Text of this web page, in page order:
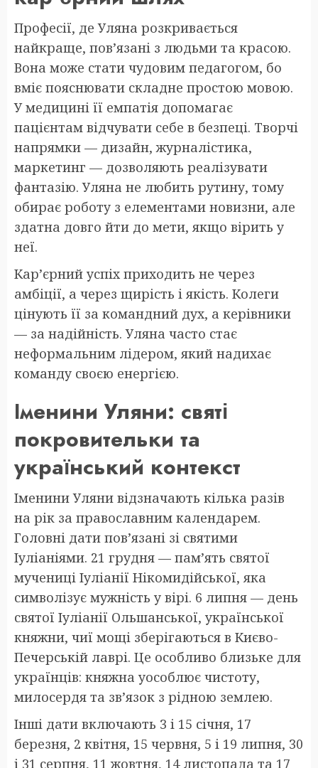
Професії, де Уляна розкривається
найкраще, пов’язані з людьми та красою.
Вона може стати чудовим педагогом, бо
вміє пояснювати складне простою мовою.
У медицині її емпатія допомагає
пацієнтам відчувати себе в безпеці. Творчі
напрямки — дизайн, журналістика,
маркетинг — дозволяють реалізувати
фантазію. Уляна не любить рутину, тому
обирає роботу з елементами новизни, але
здатна довго йти до мети, якщо вірить у
неї.
Кар’єрний успіх приходить не через
амбіції, а через щирість і якість. Колеги
цінують її за командний дух, а керівники
— за надійність. Уляна часто стає
неформальним лідером, який надихає
команду своєю енергією.
Іменини Уляни: святі
покровительки та
український контекст
Іменини Уляни відзначають кілька разів
на рік за православним календарем.
Головні дати пов’язані зі святими
Іуліаніями. 21 грудня — пам’ять святої
мучениці Іуліанії Нікомидійської, яка
символізує мужність у вірі. 6 липня — день
святої Іуліанії Ольшанської, української
княжни, чиї мощі зберігаються в Києво-
Печерській лаврі. Це особливо близьке для
українців: княжна уособлює чистоту,
милосердя та зв’язок з рідною землею.
Інші дати включають 3 і 15 січня, 17
березня, 2 квітня, 15 червня, 5 і 19 липня, 30
і 31 серпня, 11 жовтня, 14 листопада та 17